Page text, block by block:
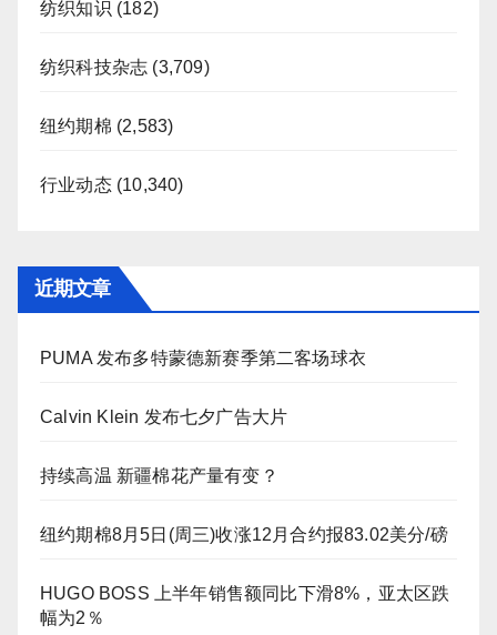
纺织知识 (182)
纺织科技杂志 (3,709)
纽约期棉 (2,583)
行业动态(10,340)
近期文章
PUMA 发布多特蒙德新赛季第二客场球衣
Calvin Klein 发布七夕广告大片
持续高温 新疆棉花产量有变？
纽约期棉8月5日(周三)收涨12月合约报83.02美分/磅
HUGO BOSS 上半年销售额同比下滑8%，亚太区跌
幅为2％